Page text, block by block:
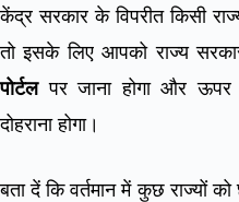
केंद्र सरकार के विपरीत किसी
तो इसके लिए आपको राज्य
पोर्टलपर जाना होगा और ऊपर
दोहराना होगा।
बता दें कि वर्तमान में कुछ राज्यों